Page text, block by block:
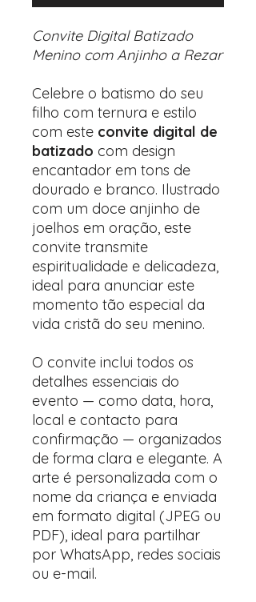
Convite Digital Batizado
Menino com Anjinho a Rezar
Celebre o batismo do seu
filho com ternura e estilo
com este convite digital de
batizado com design
encantador em tons de
dourado e branco. Ilustrado
com um doce anjinho de
joelhos em oração, este
convite transmite
espiritualidade e delicadeza,
ideal para anunciar este
momento tão especial da
vida cristã do seu menino.
O convite inclui todos os
detalhes essenciais do
evento — como data, hora,
local e contacto para
confirmação — organizados
de forma clara e elegante. A
arte é personalizada com o
nome da criança e enviada
em formato digital (JPEG ou
PDF), ideal para partilhar
por WhatsApp, redes sociais
ou e-mail.